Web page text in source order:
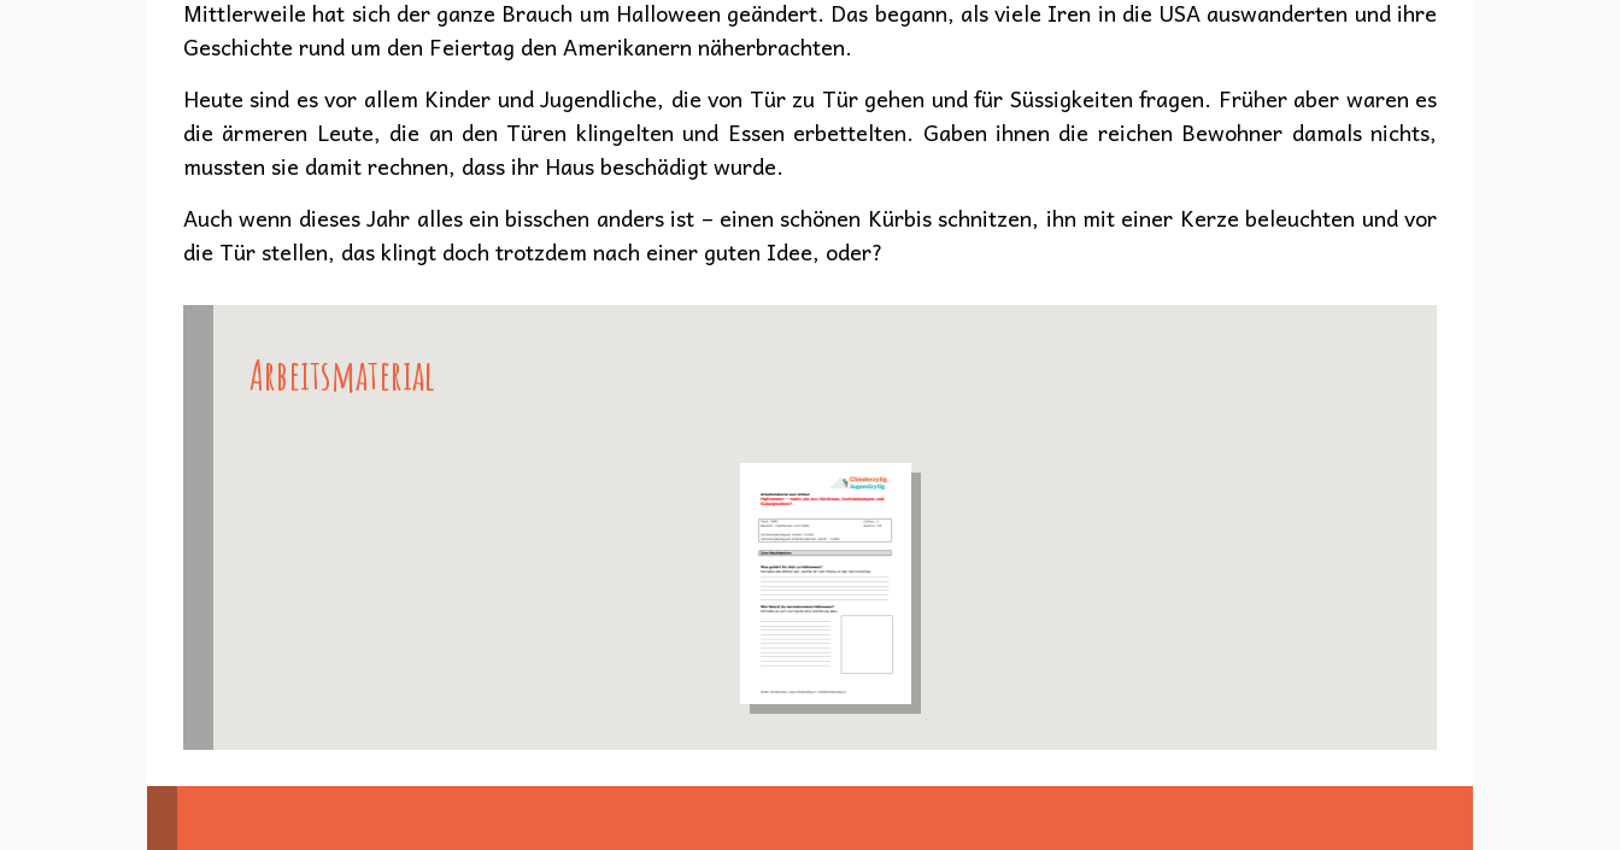
Mittlerweile hat sich der ganze Brauch um Halloween geändert. Das begann, als viele Iren in die USA auswanderten und ihre
Geschichte rund um den Feiertag den Amerikanern näherbrachten.
Heute sind es vor allem Kinder und Jugendliche, die von Tür zu Tür gehen und für Süssigkeiten fragen. Früher aber waren es
die ärmeren Leute, die an den Türen klingelten und Essen erbettelten. Gaben ihnen die reichen Bewohner damals nichts,
mussten sie damit rechnen, dass ihr Haus beschädigt wurde.
Auch wenn dieses Jahr alles ein bisschen anders ist – einen schönen Kürbis schnitzen, ihn mit einer Kerze beleuchten und vor
die Tür stellen, das klingt doch trotzdem nach einer guten Idee, oder?
Arbeitsmaterial